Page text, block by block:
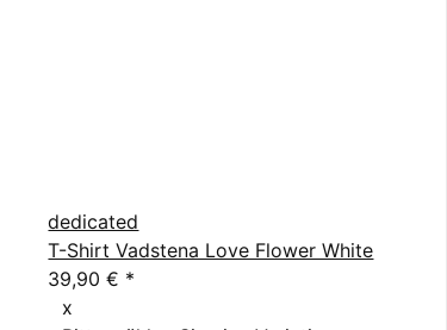
dedicated
T-Shirt Vadstena Love Flower White
39,90 € *
x